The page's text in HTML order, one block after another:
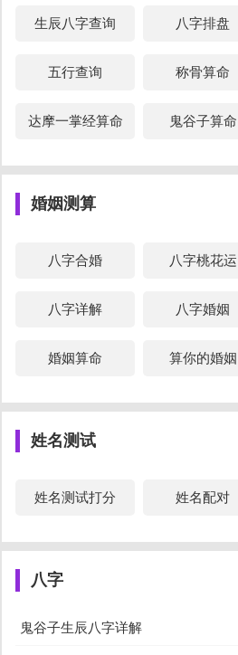
生辰八字算命
照一个人的出生年月日合为卦，
单，但实则暗藏命造出生之日，
鬼谷子
生辰八字查询 八字排盘
五行查询 称骨算命
达摩一掌经算命 鬼谷子算命
婚姻测算
八字合婚 八字桃花运
八字详解 八字婚姻
婚姻算命 算你的婚姻
姓名测试
姓名测试打分 姓名配对
八字
鬼谷子生辰八字详解